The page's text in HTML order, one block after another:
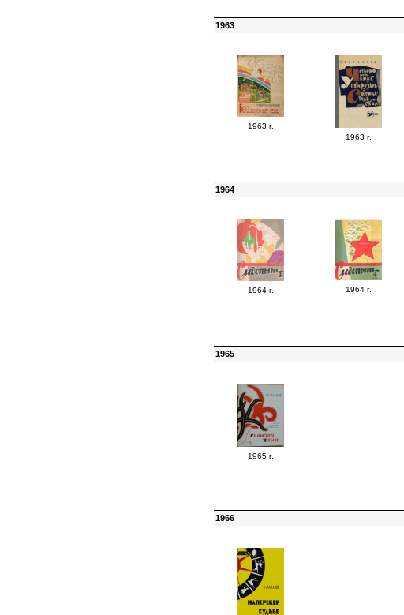
1963
1963 г.
1963 г.
1964
1964 г. 1964 г.
1965
1965 г.
1966